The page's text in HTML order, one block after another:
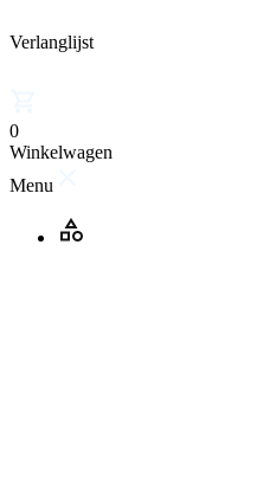
Verlanglijst
0
Winkelwagen
Menu